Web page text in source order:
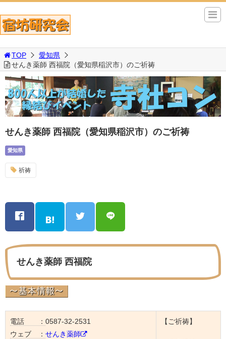
TOP
愛知県
せんき薬師 西福院（愛知県稲沢市）のご祈祷
せんき薬師 西福院（愛知県稲沢市）のご祈祷
愛知県
祈祷
せんき薬師 西福院
電話 ： 0587-32-2531
ウェブ ： せんき薬師
【ご祈祷】